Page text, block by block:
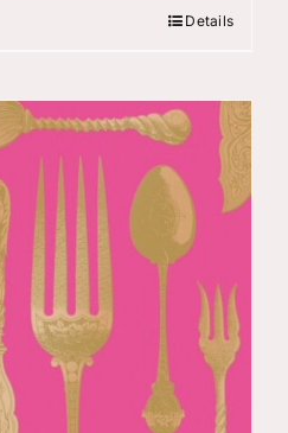
Details